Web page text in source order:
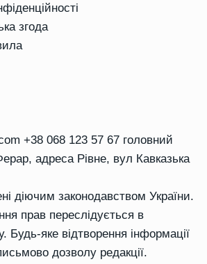
згода
+38 068 123 57 67 головний
адреса Рівне, вул Кавказька
діючим законодавством України.
прав переслідується в
Будь-яке відтворення інформації
дозволу редакції.